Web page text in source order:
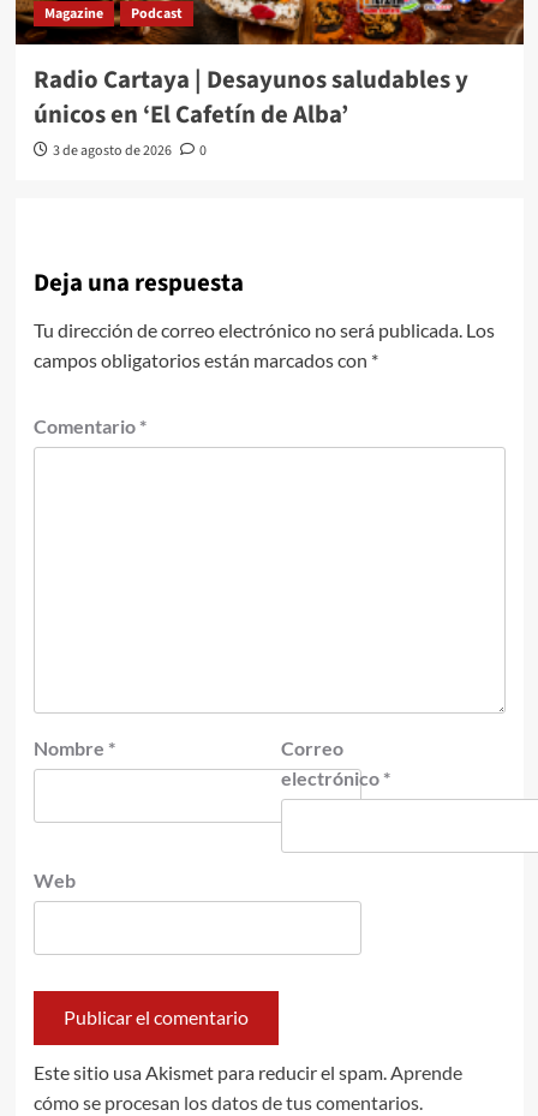
Magazine Podcast
Radio Cartaya | Desayunos saludables y
únicos en ‘El Cafetín de Alba’
3 de agosto de 2026 0
Deja una respuesta
Tu dirección de correo electrónico no será publicada. Los
campos obligatorios están marcados con *
Comentario *
Nombre *
Correo
electrónico *
Web
Este sitio usa Akismet para reducir el spam. Aprende
cómo se procesan los datos de tus comentarios.